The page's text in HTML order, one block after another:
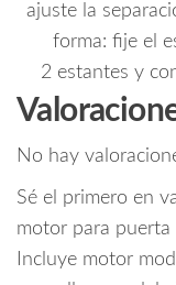
ajuste la
forma: fije el
2 estantes y
No hay
Sé el primero en
motor para
Incluye motor